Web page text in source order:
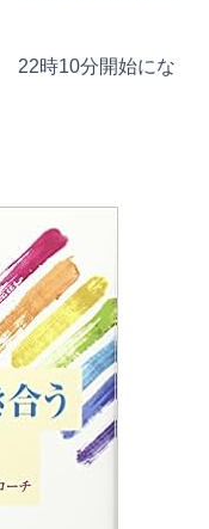
時10分開始にな